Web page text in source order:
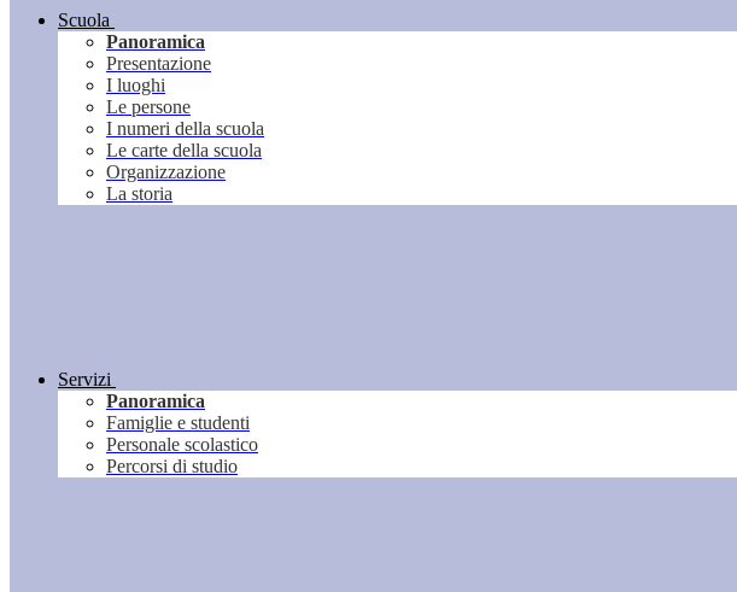
Scuola
Panoramica
Presentazione
I luoghi
Le persone
I numeri della scuola
Le carte della scuola
Organizzazione
La storia
Servizi
Panoramica
Famiglie e studenti
Personale scolastico
Percorsi di studio